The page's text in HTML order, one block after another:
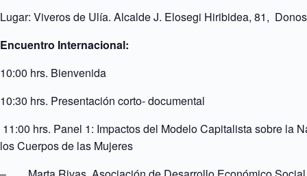
Lugar: Viveros de Ulía. Alcalde J. Elosegi Hiribidea, 81,
Encuentro Internacional:
10:00 hrs. Bienvenida
10:30 hrs. Presentación corto- documental
11:00 hrs. Panel 1: Impactos del Modelo Capitalista sobre la
los Cuerpos de las Mujeres